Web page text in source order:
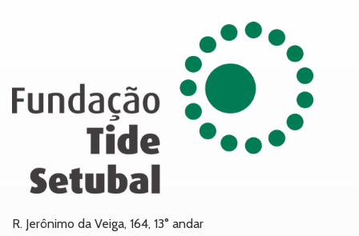
R. Jerônimo da Veiga, 164, 13° andar